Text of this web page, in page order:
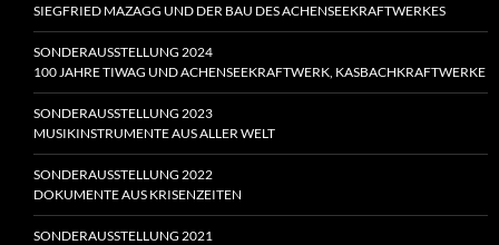
SIEGFRIED MAZAGG UND DER BAU DES ACHENSEEKRAFTWERKES
SONDERAUSSTELLUNG 2024
100 JAHRE TIWAG UND ACHENSEEKRAFTWERK, KASBACHKRAFTWERKE
SONDERAUSSTELLUNG 2023
MUSIKINSTRUMENTE AUS ALLER WELT
SONDERAUSSTELLUNG 2022
DOKUMENTE AUS KRISENZEITEN
SONDERAUSSTELLUNG 2021